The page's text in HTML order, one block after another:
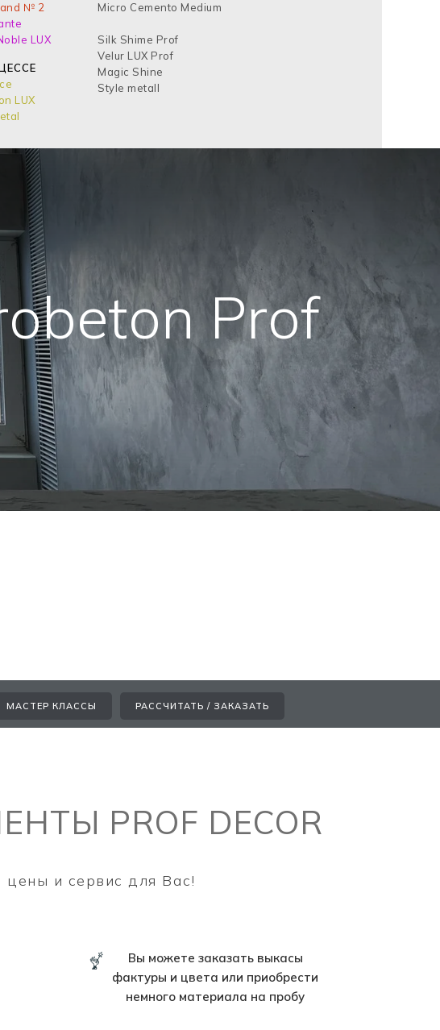
№ 2
LUX
Velur LUX Prof
Style metall
Magic Shine
Silk Shime Prof
LUX
Micro Cemento Medium
Prof
МАСТЕР КЛАССЫ РАССЧИТАТЬ / ЗАКАЗАТЬ
Вы можете заказать выкасы
фактуры и цвета или приобрести
немного материала на пробу
и сервис для Вас!
PROF DECOR